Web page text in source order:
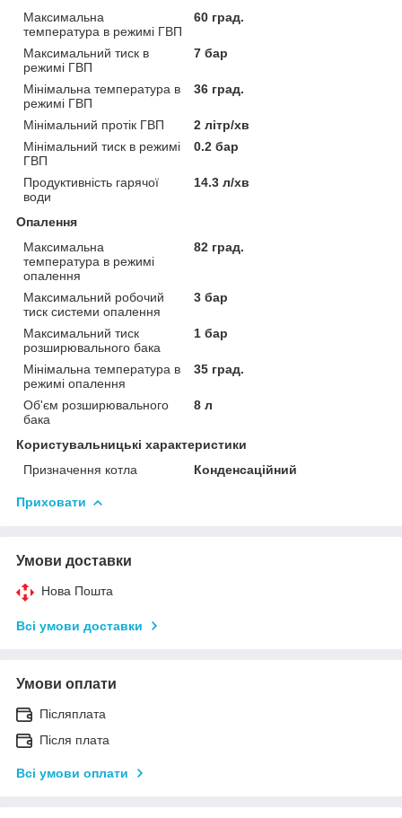
Максимальна
температура в режимі ГВП
60 град.
Максимальний тиск в
режимі ГВП
7 бар
Мінімальна температура в
режимі ГВП
36 град.
Мінімальний протік ГВП
2 літр/хв
Мінімальний тиск в режимі
ГВП
0.2 бар
Продуктивність гарячої
води
14.3 л/хв
Опалення
Максимальна
температура в режимі
опалення
82 град.
Максимальний робочий
тиск системи опалення
3 бар
Максимальний тиск
розширювального бака
1 бар
Мінімальна температура в
режимі опалення
35 град.
Об'єм розширювального
бака
8 л
Користувальницькі характеристики
Призначення котла
Конденсаційний
Приховати
Умови доставки
Нова Пошта
Всі умови доставки
Умови оплати
Післяплата
Після плата
Всі умови оплати